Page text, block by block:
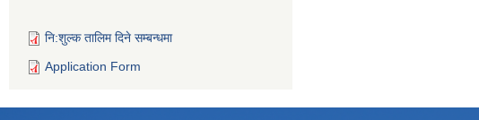
नि:शुल्क तालिम दिने सम्बन्धमा
Application Form